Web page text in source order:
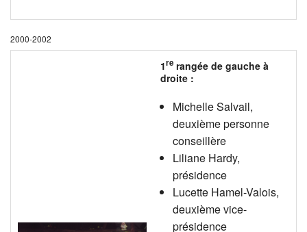
2000-2002
1re rangée de gauche à
droite :
Michelle Salvail,
deuxième personne
conseillère
Liliane Hardy,
présidence
Lucette Hamel-Valois,
deuxième vice-
présidence